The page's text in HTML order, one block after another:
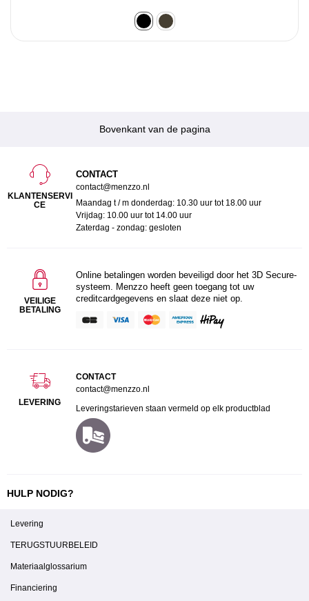
Bovenkant van de pagina
KLANTENSERVI
CE
CONTACT
contact@menzzo.nl
Maandag t / m donderdag: 10.30 uur tot 18.00 uur
Vrijdag: 10.00 uur tot 14.00 uur
Zaterdag - zondag: gesloten
VEILIGE
BETALING
Online betalingen worden beveiligd door het 3D Secure-
systeem. Menzzo heeft geen toegang tot uw
creditcardgegevens en slaat deze niet op.
LEVERING
CONTACT
contact@menzzo.nl
Leveringstarieven staan vermeld op elk productblad
HULP NODIG?
Levering
TERUGSTUURBELEID
Materiaalglossarium
Financiering